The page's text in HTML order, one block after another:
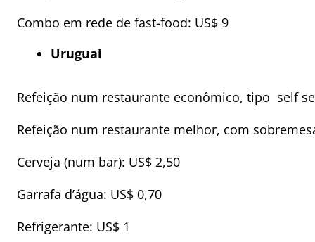
Combo em rede de fast-food: US$ 9
Uruguai
Refeição num restaurante econômico, tipo self
Refeição num restaurante melhor, com
Cerveja (num bar): US$ 2,50
Garrafa d’água: US$ 0,70
Refrigerante: US$ 1